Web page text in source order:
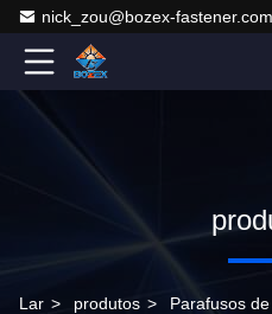
nick_zou@bozex-fastener.com
Lar > produtos > Parafusos